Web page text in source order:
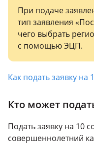
При подаче
тип заявления
чего выбрать
с помощью ЭЦП.
Как подать заявку на
Кто может
Подать заявку на 10
совершеннолетний